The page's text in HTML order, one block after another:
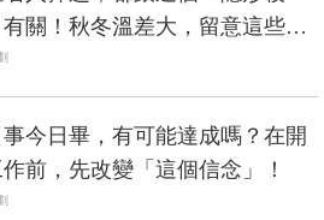
關！秋冬溫差大，留意這些行
能預防疾病保健康
今日畢，有可能達成嗎？在開
前，先改變「這個信念」！